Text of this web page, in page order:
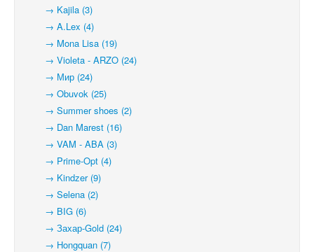
→ Kajila (3)
→ A.Lex (4)
→ Mona Lisa (19)
→ Violeta - ARZO (24)
→ Мир (24)
→ Obuvok (25)
→ Summer shoes (2)
→ Dan Marest (16)
→ VAM - ABA (3)
→ Prime-Opt (4)
→ Kindzer (9)
→ Selena (2)
→ BIG (6)
→ Захар-Gold (24)
→ Hongquan (7)